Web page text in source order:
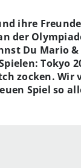
ihre
der
Du Mario &
Tokyo
zocken. Wir
Spiel so